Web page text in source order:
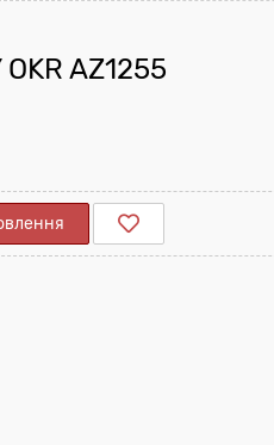
AZ1255